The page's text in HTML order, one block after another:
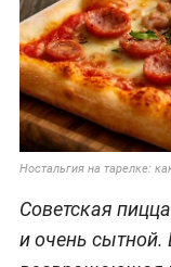
Ностальгия на тарелке:
Советская
и очень сытной.